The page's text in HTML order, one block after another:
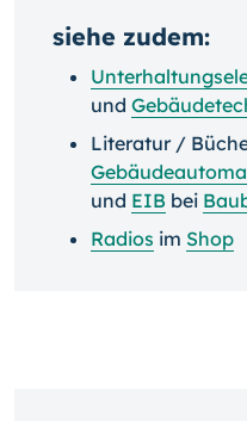
siehe zudem:
und
Literatur /
und EIB bei
Radios im Shop